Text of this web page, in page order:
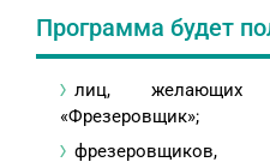
Программа будет
лиц, желающих
«Фрезеровщик»;